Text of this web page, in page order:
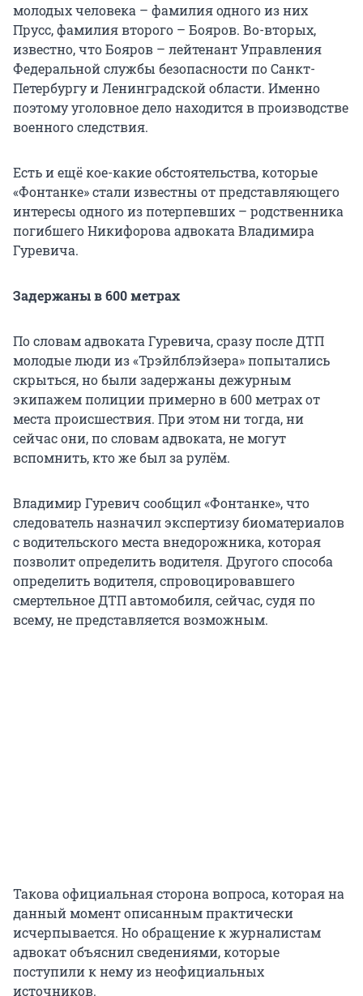
молодых человека – фамилия одного из них
Прусс, фамилия второго – Бояров. Во-вторых,
известно, что Бояров – лейтенант Управления
Федеральной службы безопасности по Санкт-
Петербургу и Ленинградской области. Именно
поэтому уголовное дело находится в производстве
военного следствия.
Есть и ещё кое-какие обстоятельства, которые
«Фонтанке» стали известны от представляющего
интересы одного из потерпевших – родственника
погибшего Никифорова адвоката Владимира
Гуревича.
Задержаны в 600 метрах
По словам адвоката Гуревича, сразу после ДТП
молодые люди из «Трэйлблэйзера» попытались
скрыться, но были задержаны дежурным
экипажем полиции примерно в 600 метрах от
места происшествия. При этом ни тогда, ни
сейчас они, по словам адвоката, не могут
вспомнить, кто же был за рулём.
Владимир Гуревич сообщил «Фонтанке», что
следователь назначил экспертизу биоматериалов
с водительского места внедорожника, которая
позволит определить водителя. Другого способа
определить водителя, спровоцировавшего
смертельное ДТП автомобиля, сейчас, судя по
всему, не представляется возможным.
Такова официальная сторона вопроса, которая на
данный момент описанным практически
исчерпывается. Но обращение к журналистам
адвокат объяснил сведениями, которые
поступили к нему из неофициальных
источников.